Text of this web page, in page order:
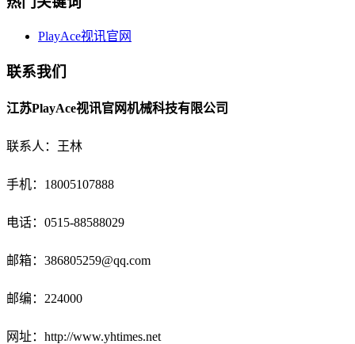
PlayAce视讯官网
联系我们
江苏PlayAce视讯官网机械科技有限公司
联系人：王林
手机：18005107888
电话： 0515-88588029
邮箱： 386805259@qq.com
邮编：224000
网址：http://www.yhtimes.net